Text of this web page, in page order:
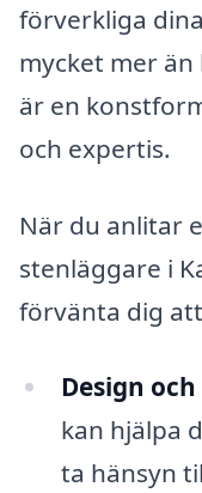
förverkliga
mycket mer
är en
och expertis.
När du anlitar
stenläggare i
förvänta dig
Design
kan hjälpa
ta hänsyn